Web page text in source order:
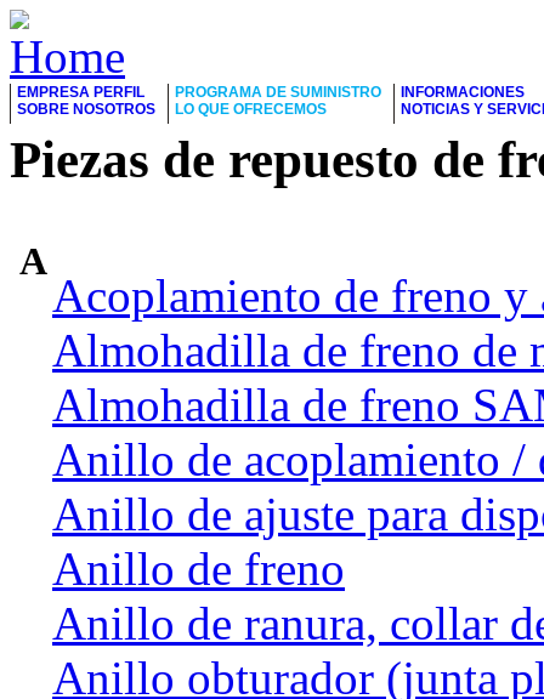
EMPRESA PERFIL
SOBRE NOSOTROS
PROGRAMA DE SUMINISTRO
LO QUE OFRECEMOS
INFORMACIONES
NOTICIAS Y
Piezas de repuesto de
A
Acoplamiento de freno y
Almohadilla de freno de
Almohadilla de freno
Anillo de acoplamiento /
Anillo de ajuste para
Anillo de freno
Anillo de ranura, collar
Anillo obturador (junta